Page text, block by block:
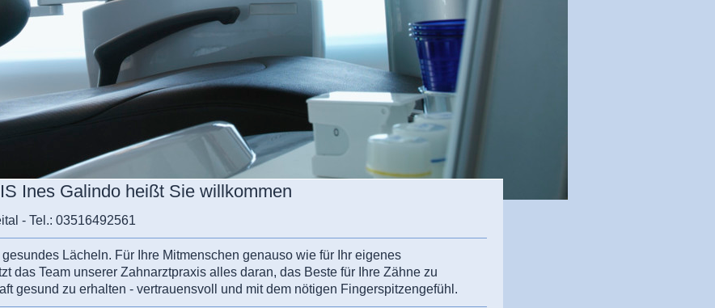
Ines Galindo heißt Sie willkommen
- Tel.: 03516492561
Lächeln. Für Ihre Mitmenschen genauso wie für Ihr eigenes
das Team unserer Zahnarztpraxis alles daran, das Beste für Ihre Zähne zu
gesund zu erhalten - vertrauensvoll und mit dem nötigen Fingerspitzengefühl.